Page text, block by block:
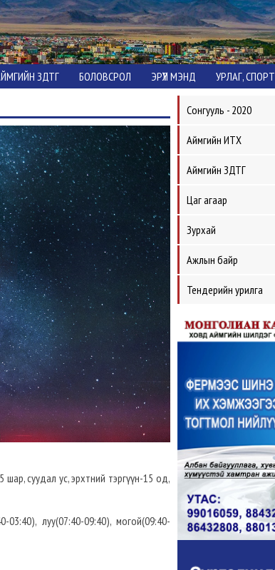
ЗДТГ БОЛОВСРОЛ ЭРҮҮЛ МЭНД УРЛАГ, СПОРТ
суудал ус, эрхтний тэргүүн-15 од,
03:40), луу(07:40-09:40), могой(09:40-
Сонгууль - 2020
Аймгийн ИТХ
Аймгийн ЗДТГ
Цаг агаар
Зурхай
Ажлын байр
Тендерийн урилга